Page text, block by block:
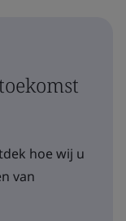
hoe wij u
van